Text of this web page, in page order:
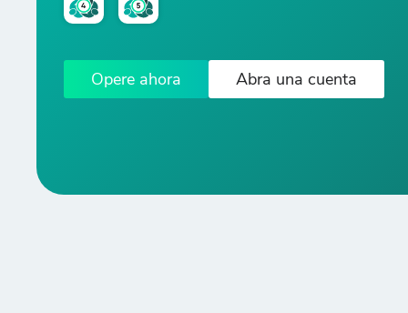
Opere ahora Abra una cuenta